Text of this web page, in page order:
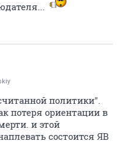
политики".
потеря ориентации в
и этой
состоится ЯВ